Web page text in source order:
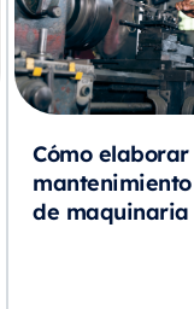
Cómo
de maquinaria